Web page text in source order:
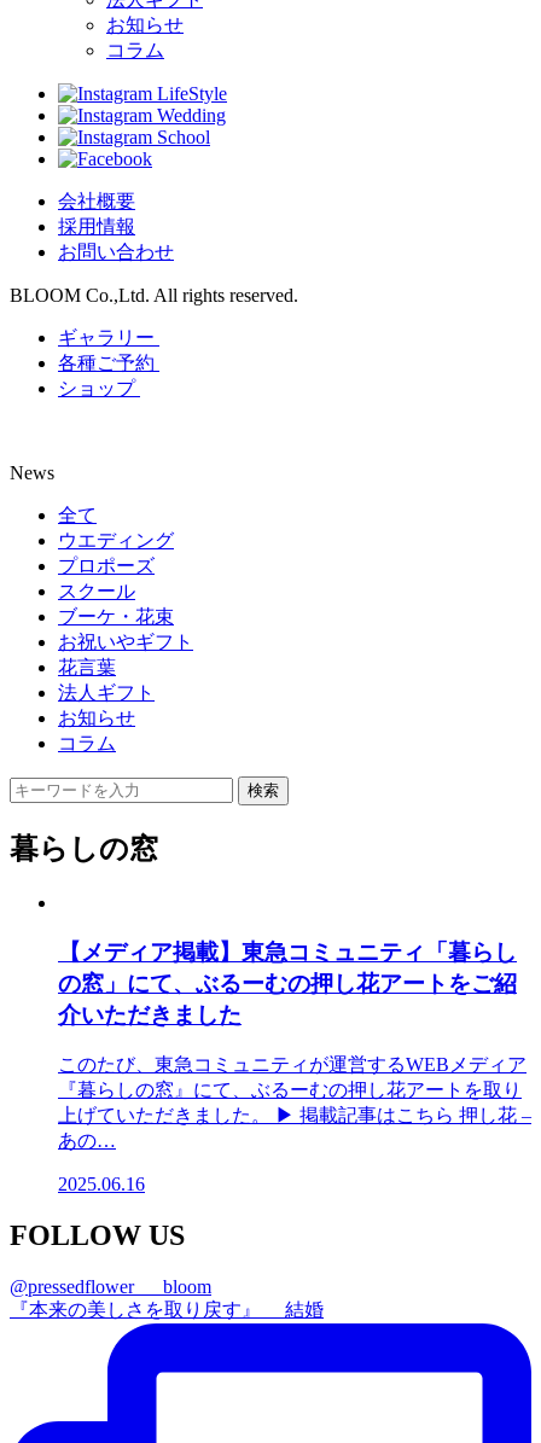
お知らせ
コラム
LifeStyle
Wedding
School
会社概要
採用情報
お問い合わせ
BLOOM Co.,Ltd. All rights reserved.
ギャラリー
各種ご予約
ショップ
News
全て
ウエディング
プロポーズ
スクール
ブーケ・花束
お祝いやギフト
花言葉
法人ギフト
お知らせ
コラム
暮らしの窓
【メディア掲載】東急コミュニティ「暮らし
の窓」にて、ぶるーむの押し花アートをご紹
介いただきました
このたび、東急コミュニティが運営するWEBメディア
『暮らしの窓』にて、ぶるーむの押し花アートを取り
上げていただきました。 ▶ 掲載記事はこちら 押し花 –
あの…
2025.06.16
FOLLOW US
@pressedflower___bloom
『本来の美しさを取り戻す』 結婚